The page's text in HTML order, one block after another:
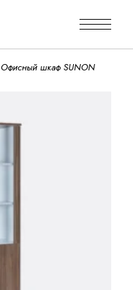
Офисный шкаф SUNON